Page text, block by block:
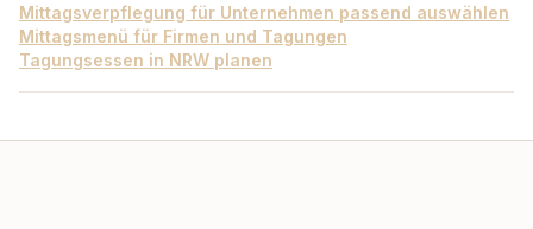
Mittagsverpflegung für Unternehmen passend auswählen
Mittagsmenü für Firmen und Tagungen
Tagungsessen in NRW planen